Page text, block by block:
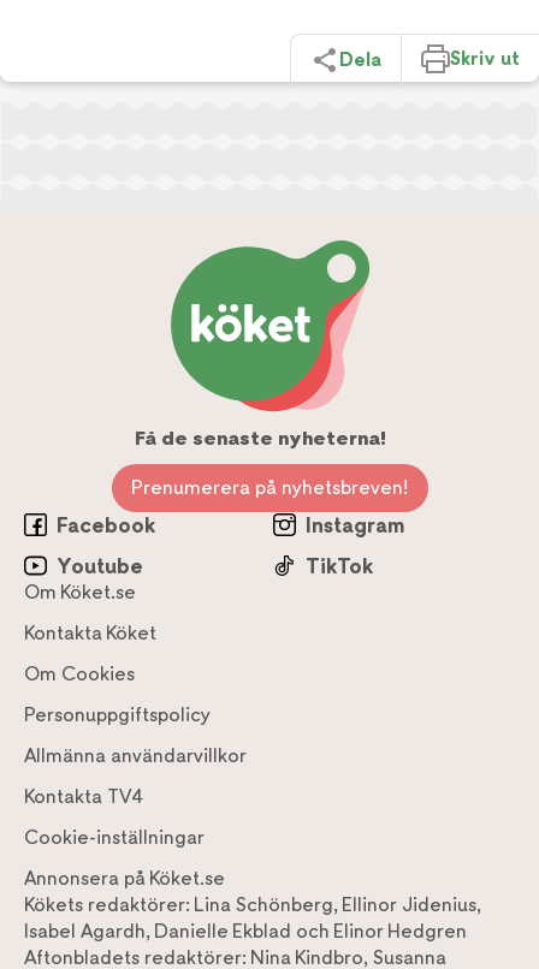
Dela Skriv ut
Få de senaste nyheterna!
Prenumerera på nyhetsbreven!
Facebook
Instagram
Youtube
TikTok
Om Köket.se
Kontakta Köket
Om Cookies
Personuppgiftspolicy
Allmänna användarvillkor
Kontakta TV4
Cookie-inställningar
Annonsera på Köket.se
Kökets redaktörer: Lina Schönberg, Ellinor Jidenius,
Isabel Agardh, Danielle Ekblad och Elinor Hedgren
Aftonbladets redaktörer: Nina Kindbro, Susanna